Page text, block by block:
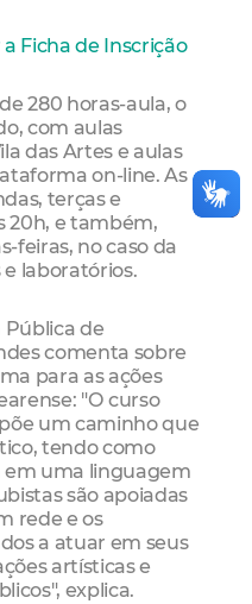
Ficha de Inscrição
280 horas-aula, o
com aulas
das Artes e aulas
on-line. As
terças e
20h, e também,
feiras, no caso da
laboratórios.
Pública de
comenta sobre
para as ações
"O curso
um caminho que
tendo como
em uma linguagem
são apoiadas
rede e os
a atuar em seus
artísticas e
explica.